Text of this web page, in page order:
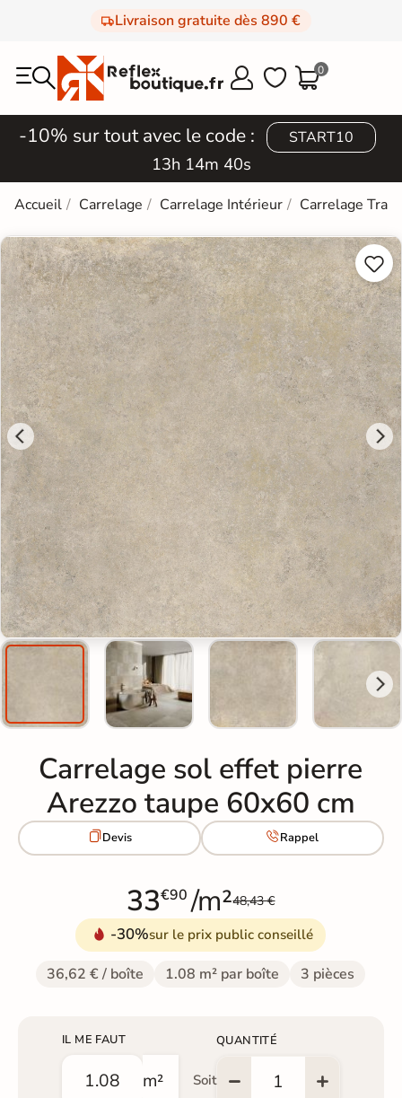
Livraison gratuite dès 890 €
  0
-10% sur tout avec le code : START10
13h 14m 39s
Accueil Carrelage Carrelage Intérieur Carrelage


Carrelage sol effet pierre
Arezzo taupe 60x60 cm
Devis Rappel
33€90 /m²48,43 €
-30%sur le prix public conseillé
36,62 € / boîte 1.08 m² par boîte 3 pièces
IL ME FAUT
m² Soit
QUANTITÉ